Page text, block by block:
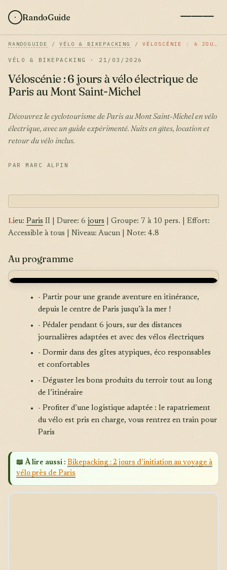
RandoGuide
RANDOGUIDE /VÉLO & BIKEPACKING /VÉLOSCÉNIE : 6 JOURS À VÉLO ÉLECTRIQUE DE PARIS AU MONT SAINT-MICHEL
VÉLO & BIKEPACKING · 21/03/2026
Véloscénie : 6 jours à vélo électrique de
Paris au Mont Saint-Michel
Découvrez le cyclotourisme de Paris au Mont Saint-Michel en vélo
électrique, avec un guide expérimenté. Nuits en gîtes, location et
retour du vélo inclus.
PAR MARC ALPIN
Lieu: Paris II | Duree: 6 jours | Groupe: 7 à 10 pers. | Effort:
Accessible à tous | Niveau: Aucun | Note: 4.8
Au programme
- Partir pour une grande aventure en itinérance,
depuis le centre de Paris jusqu’à la mer !
- Pédaler pendant 6 jours, sur des distances
journalières adaptées et avec des vélos électriques
- Dormir dans des gîtes atypiques, éco responsables
et confortables
- Déguster les bons produits du terroir tout au long
de l’itinéraire
- Profiter d’une logistique adaptée : le rapatriement
du vélo est pris en charge, vous rentrez en train pour
Paris
📖 À lire aussi : Bikepacking : 2 jours d’initiation au voyage à
vélo près de Paris